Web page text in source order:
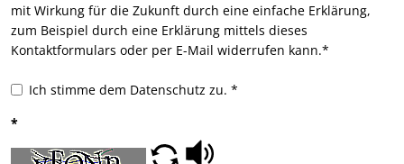
mit Wirkung für die Zukunft durch eine einfache Erklärung,
zum Beispiel durch eine Erklärung mittels dieses
Kontaktformulars oder per E-Mail widerrufen kann.*
Ich stimme dem Datenschutz zu. *
*